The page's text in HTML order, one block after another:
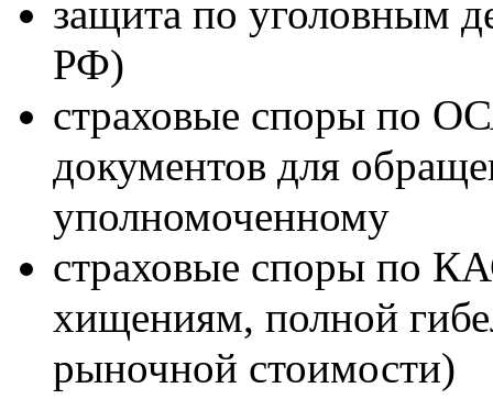
защита по уголовным
РФ)
страховые споры по
документов для
уполномоченному
страховые споры по
хищениям, полной
рыночной стоимости)